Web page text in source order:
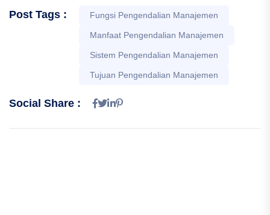
Post Tags : Fungsi Pengendalian Manajemen
Manfaat Pengendalian Manajemen
Sistem Pengendalian Manajemen
Tujuan Pengendalian Manajemen
Social Share :